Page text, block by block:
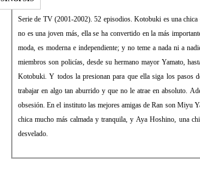
Serie de TV (2001-2002). 52 episodios. Kotobuki es una
no es una joven más, ella se ha convertido en la más
moda, es moderna e independiente; y no teme a nada ni a
miembros son policías, desde su hermano mayor Yamato,
Kotobuki. Y todos la presionan para que ella siga los pasos
trabajar en algo tan aburrido y que no le atrae en absoluto.
obsesión. En el instituto las mejores amigas de Ran son Miyu
chica mucho más calmada y tranquila, y Aya Hoshino, una
desvelado.